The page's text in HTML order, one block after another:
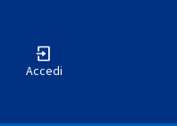
Accedi